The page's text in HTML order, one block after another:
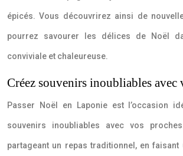
épicés. Vous découvrirez ainsi de
pourrez savourer les délices de Noël
conviviale et chaleureuse.
Créez souvenirs inoubliables avec
Passer Noël en Laponie est l’occasion
souvenirs inoubliables avec vos
partageant un repas traditionnel, en faisant